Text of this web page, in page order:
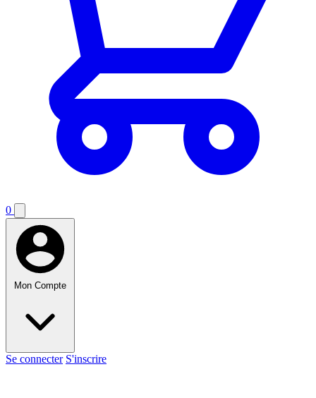
0
Mon Compte
Se connecter S'inscrire